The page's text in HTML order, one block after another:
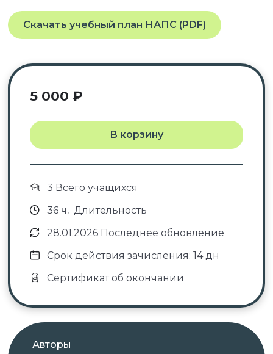
Скачать учебный план НАПС (PDF)
5 000 ₽
В корзину
3 Всего учащихся
36ч. Длительность
28.01.2026 Последнее обновление
Срок действия зачисления: 14 дн
Сертификат об окончании
Авторы